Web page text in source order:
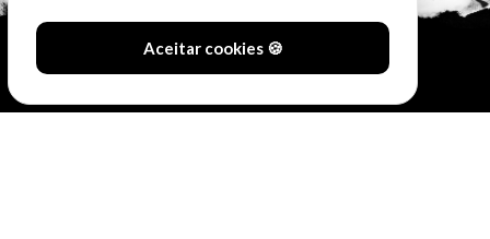
Aceitar cookies 🍪